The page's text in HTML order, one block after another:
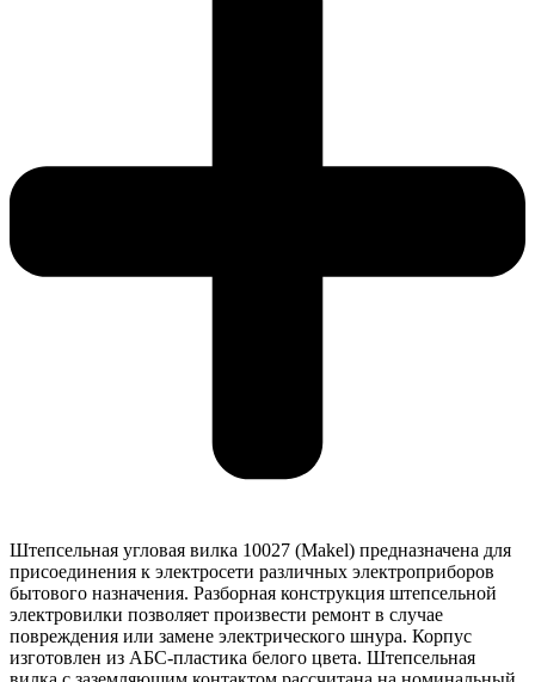
Штепсельная угловая вилка 10027 (Makel) предназначена для
присоединения к электросети различных электроприборов
бытового назначения. Разборная конструкция штепсельной
электровилки позволяет произвести ремонт в случае
повреждения или замене электрического шнура. Корпус
изготовлен из АБС-пластика белого цвета. Штепсельная